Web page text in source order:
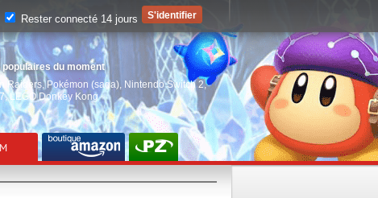
populaires du moment
Raiders, Pokémon (saga) Nintendo Switch 2,
,LEGO Donkey Kong
Rester connecté 14 jours